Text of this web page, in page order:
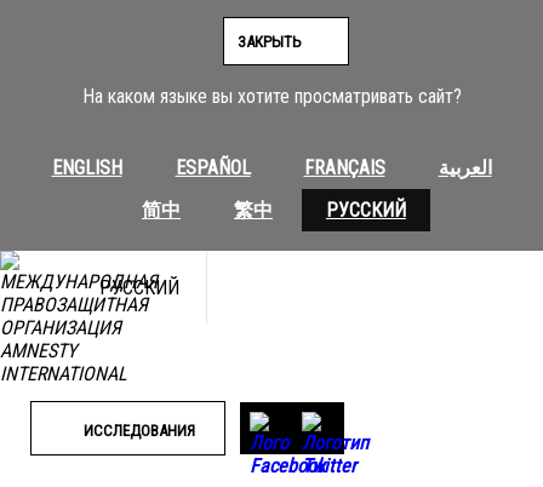
На каком языке вы хотите просматривать сайт?
ENGLISH ESPAÑOL FRANÇAIS
العربية
简中
繁中 РУССКИЙ
ЗАКРЫТЬ
РУССКИЙ
ИССЛЕДОВАНИЯ